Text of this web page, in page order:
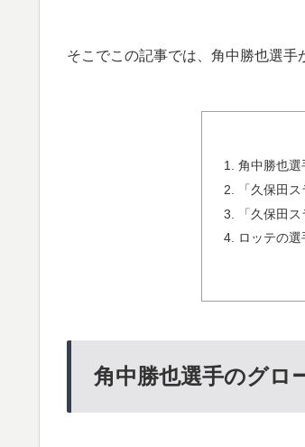
そこでこの記事では、角中勝也選手
角中勝也選
「久保田
「久保田
ロッテの
角中勝也選手のグロ